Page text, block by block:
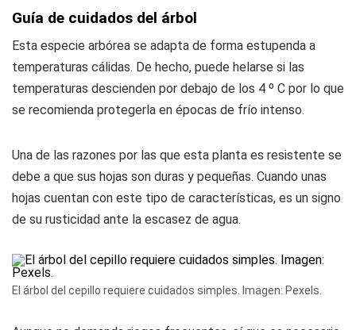
Guía de cuidados del árbol
Esta especie arbórea se adapta de forma estupenda a
temperaturas cálidas. De hecho, puede helarse si las
temperaturas descienden por debajo de los 4 º C por lo que
se recomienda protegerla en épocas de frío intenso.
Una de las razones por las que esta planta es resistente se
debe a que sus hojas son duras y pequeñas. Cuando unas
hojas cuentan con este tipo de características, es un signo
de su rusticidad ante la escasez de agua.
El árbol del cepillo requiere cuidados simples. Imagen: Pexels.